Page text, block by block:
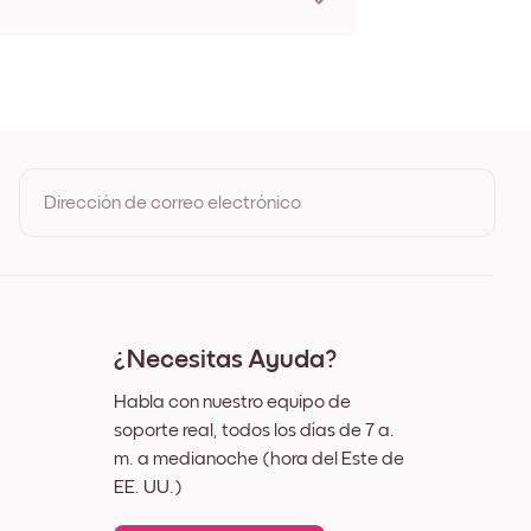
Giverny Lienzo
Dirección de correo electrónico
¿Necesitas Ayuda?
Habla con nuestro equipo de
soporte real, todos los días de 7 a.
m. a medianoche (hora del Este de
EE. UU.)